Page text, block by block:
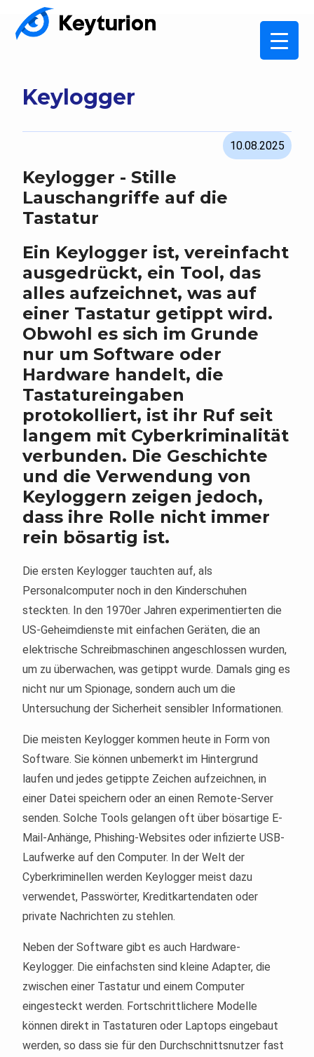
Keylogger
10.08.2025
Keylogger - Stille
Lauschangriffe auf die
Tastatur
Ein Keylogger ist, vereinfacht
ausgedrückt, ein Tool, das
alles aufzeichnet, was auf
einer Tastatur getippt wird.
Obwohl es sich im Grunde
nur um Software oder
Hardware handelt, die
Tastatureingaben
protokolliert, ist ihr Ruf seit
langem mit Cyberkriminalität
verbunden. Die Geschichte
und die Verwendung von
Keyloggern zeigen jedoch,
dass ihre Rolle nicht immer
rein bösartig ist.
Die ersten Keylogger tauchten auf, als
Personalcomputer noch in den Kinderschuhen
steckten. In den 1970er Jahren experimentierten die
US-Geheimdienste mit einfachen Geräten, die an
elektrische Schreibmaschinen angeschlossen wurden,
um zu überwachen, was getippt wurde. Damals ging es
nicht nur um Spionage, sondern auch um die
Untersuchung der Sicherheit sensibler Informationen.
Die meisten Keylogger kommen heute in Form von
Software. Sie können unbemerkt im Hintergrund
laufen und jedes getippte Zeichen aufzeichnen, in
einer Datei speichern oder an einen Remote-Server
senden. Solche Tools gelangen oft über bösartige E-
Mail-Anhänge, Phishing-Websites oder infizierte USB-
Laufwerke auf den Computer. In der Welt der
Cyberkriminellen werden Keylogger meist dazu
verwendet, Passwörter, Kreditkartendaten oder
private Nachrichten zu stehlen.
Neben der Software gibt es auch Hardware-
Keylogger. Die einfachsten sind kleine Adapter, die
zwischen einer Tastatur und einem Computer
eingesteckt werden. Fortschrittlichere Modelle
können direkt in Tastaturen oder Laptops eingebaut
werden, so dass sie für den Durchschnittsnutzer fast